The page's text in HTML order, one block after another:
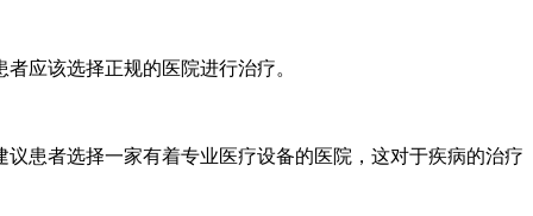
应该选择正规的医院进行治疗。
患者选择一家有着专业医疗设备的医院，这对于疾病的治疗